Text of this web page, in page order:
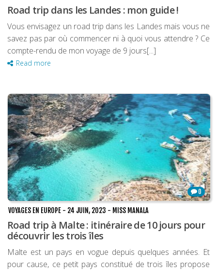
Road trip dans les Landes : mon guide !
Vous envisagez un road trip dans les Landes mais vous ne
savez pas par où commencer ni à quoi vous attendre ? Ce
compte-rendu de mon voyage de 9 jours[...]
Read more
0
VOYAGES EN EUROPE - 24 JUIN, 2023 - MISS MANALA
Road trip à Malte : itinéraire de 10 jours pour
découvrir les trois îles
Malte est un pays en vogue depuis quelques années. Et
pour cause, ce petit pays constitué de trois îles propose